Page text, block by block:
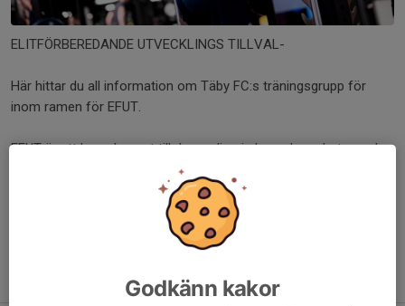
ELITFÖRBEREDANDE UTVECKLINGS TILLVAL-
Här hittar du all information om Täby FC:s träningsgrupp för
inom ramen för EFUT.
EFUT är ett komplement till den ordinarie lagverksamheten och
vänder sig till spelare som vill träna mer och utvecklas vidare
inom innebandyn i en utmanande och stimulerande miljö.
Träningarna fokuserar på teknik, fysik, koordination och
spelförståelse, och leds av erfarna instruktörer från Täby FC:s
Godkänn kakor